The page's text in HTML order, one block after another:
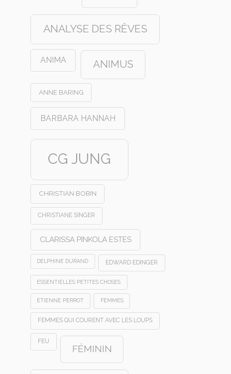
ANALYSE DES RÊVES
ANIMA ANIMUS
ANNE BARING
BARBARA HANNAH
CG JUNG
CHRISTIAN BOBIN
CHRISTIANE SINGER
CLARISSA PINKOLA ESTES
DELPHINE DURAND EDWARD EDINGER
ESSENTIELLES PETITES CHOSES
ETIENNE PERROT FEMMES
FEMMES QUI COURENT AVEC LES LOUPS
FEU
FÉMININ